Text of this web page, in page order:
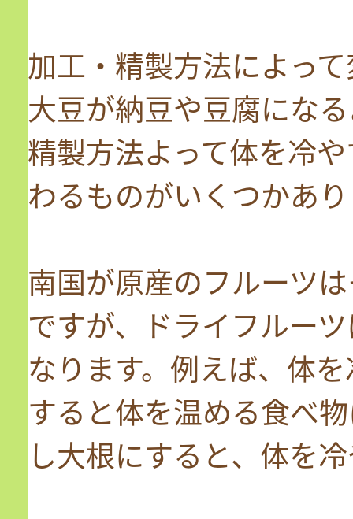
加工・精製方法によっ
大豆が納豆や豆腐にな
精製方法よって体を冷
わるものがいくつかあ
南国が原産のフルーツ
ですが、ドライフルー
なります。例えば、体
すると体を温める食べ
し大根にすると、体を